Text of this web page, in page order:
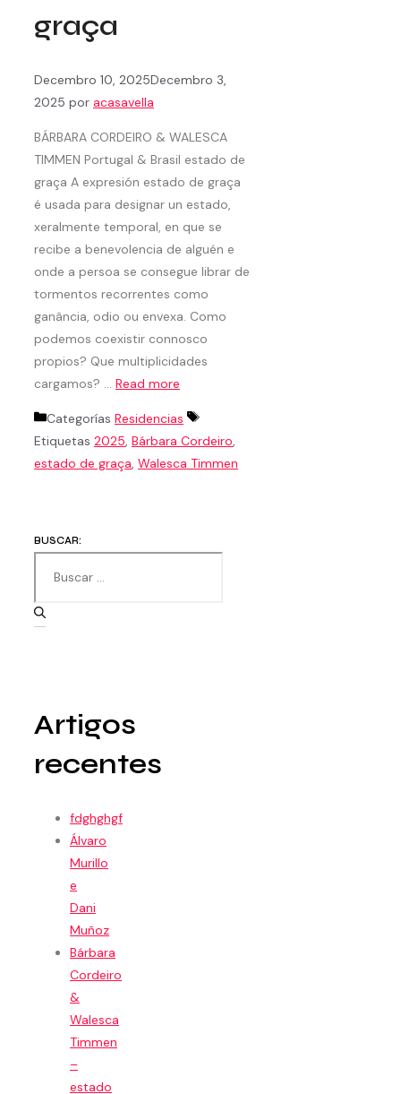
graça
Decembro 10, 2025Decembro 3,
2025 por acasavella
BÁRBARA CORDEIRO & WALESCA
TIMMEN Portugal & Brasil estado de
graça A expresión estado de graça
é usada para designar un estado,
xeralmente temporal, en que se
recibe a benevolencia de alguén e
onde a persoa se consegue librar de
tormentos recorrentes como
ganância, odio ou envexa. Como
podemos coexistir connosco
propios? Que multiplicidades
cargamos? … Read more
Categorías Residencias
Etiquetas 2025, Bárbara Cordeiro,
estado de graça, Walesca Timmen
BUSCAR:
Artigos
recentes
fdghghgf
Álvaro
Murillo
e
Dani
Muñoz
Bárbara
Cordeiro
&
Walesca
Timmen
–
estado